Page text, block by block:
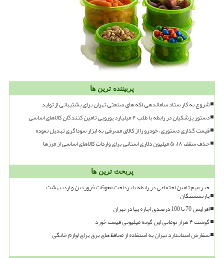
پربیننده ترین ها
شروع به کار ستاد ساماندهی لکه های صنعتی تهران برای پشتیبانی از تولید
دستور پزشکیان در رابطه با طلب ۴ میلیارد یورویی تامین کنندگان کالاهای اساسی
قیمت گذاری دستوری، خودرو را از کالای مصرفی به ابزار سوداگری تبدیل نموده
حذف سقف ۱۸، ۵ میلیون دلاری استانی برای واردات کالاهای اساسی از مرزها
پربحث ترین ها
خبر مهم تامین اجتماعی در رابطه با پرداخت معوقات فروردین و اردیبهشت
بازنشستگان
افزایش 70 تا 100 درصدی اجاره بها در تهران
گوشت ۴ هزار تومانی این گونه میلیونی قیمت خورد
سفارش استاندارد تهران به استفاده از محافظ های برق برای لوازم خانگی